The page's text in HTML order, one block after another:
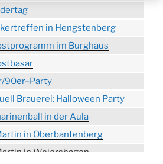
in Hengstenberg
im Burghaus
90er–Party
Brauerei: Halloween Party
in der Aula
in Oberbantenberg
in Weiershagen